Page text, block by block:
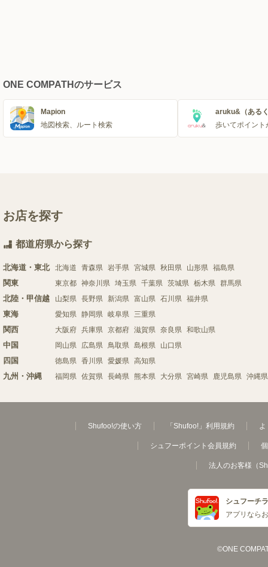
ONE COMPATHのサービス
Mapion
地図検索、ルート検索
aruku&（ある
歩いてポイント
お店を探す
都道府県から探す
北海道・東北 北海道 青森県 岩手県 宮城県 秋田県 山形県 福島県
関東 東京都 神奈川県 埼玉県 千葉県 茨城県 栃木県 群馬県
北陸・甲信越 山梨県 長野県 新潟県 富山県 石川県 福井県
東海 愛知県 静岡県 岐阜県 三重県
関西 大阪府 兵庫県 京都府 滋賀県 奈良県 和歌山県
中国 岡山県 広島県 鳥取県 島根県 山口県
四国 徳島県 香川県 愛媛県 高知県
九州・沖縄 福岡県 佐賀県 長崎県 熊本県 大分県 宮崎県 鹿児島県 沖縄県
Shufoo!の使い方 「Shufoo!」利用規約 よ
シュフーポイント会員規約
法人のお客様（
シュフーチ
アプリなら
©ONE